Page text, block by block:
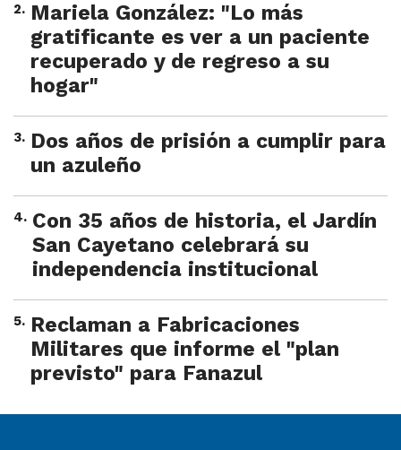
2. Mariela González: "Lo más
gratificante es ver a un paciente
recuperado y de regreso a su
hogar"
3. Dos años de prisión a cumplir para
un azuleño
4. Con 35 años de historia, el Jardín
San Cayetano celebrará su
independencia institucional
5. Reclaman a Fabricaciones
Militares que informe el "plan
previsto" para Fanazul